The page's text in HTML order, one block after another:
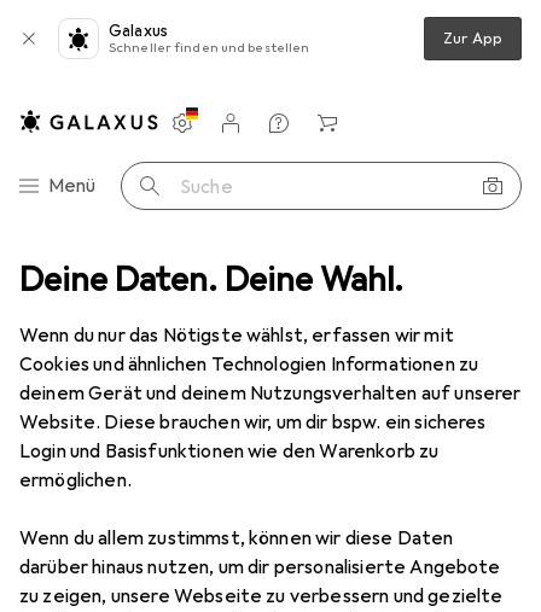
Deine Daten. Deine Wahl.
Wenn du nur das Nötigste wählst, erfassen wir mit
Cookies und ähnlichen Technologien Informationen zu
deinem Gerät und deinem Nutzungsverhalten auf unserer
Website. Diese brauchen wir, um dir bspw. ein sicheres
Login und Basisfunktionen wie den Warenkorb zu
ermöglichen.
Wenn du allem zustimmst, können wir diese Daten
darüber hinaus nutzen, um dir personalisierte Angebote
zu zeigen, unsere Webseite zu verbessern und gezielte
Galaxus
Schneller finden und bestellen Zur App
Navigation nach Kategorien
Menü Suche
Einstellungen
Kundenkonto
Vergleichslisten
Merklisten
Warenkorb
Mode Alles in Mode Bekleidung Jeans
17 Bilder
LeeLuke
32
6
Bewertungen Marke
Mehr von Lee